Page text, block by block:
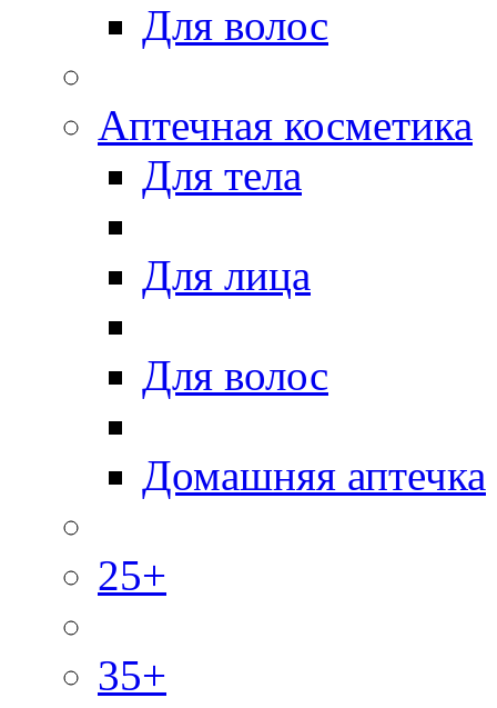
Для волос
Аптечная косметика
Для тела
Для лица
Для волос
Домашняя аптечка
25+
35+